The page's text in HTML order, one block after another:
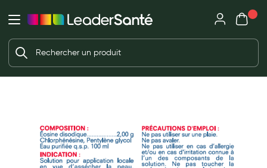
Ma Pharmacie LeaderSanté
Ouvrir l'application
Ouvrir
Nouveau client ?
Créer un compte
Mon
Votre panier est vide
Beauté et soin
Hygiène intime